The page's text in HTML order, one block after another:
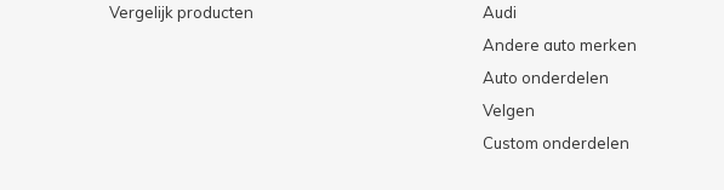
Vergelijk producten
Audi
Andere auto merken
Auto onderdelen
Velgen
Custom onderdelen